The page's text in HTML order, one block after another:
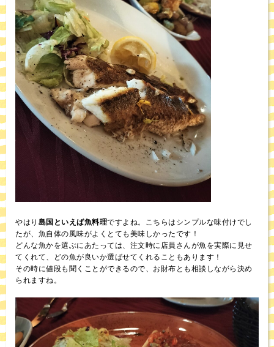
やはり 島国といえば魚料理ですよね。こちらはシンプルな味付けでし
たが、魚自体の風味がよくとても美味しかったです！
どんな魚かを選ぶにあたっては、注文時に店員さんが魚を実際に見せ
てくれて、どの魚が良いか選ばせてくれることもあります！
その時に値段も聞くことができるので、お財布とも相談しながら決め
られますね。